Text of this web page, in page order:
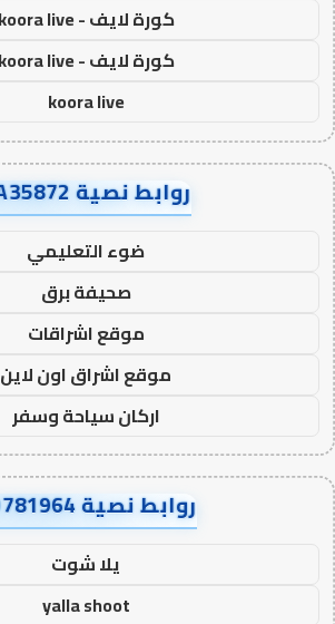
كورة لايف - koora live
كورة لايف - koora live
koora live
روابط نصية AA35872
ضوء التعليمي
صحيفة برق
موقع اشراقات
موقع اشراق اون لاين
اركان سياحة وسفر
روابط نصية FD781964
يلا شوت
yalla shoot